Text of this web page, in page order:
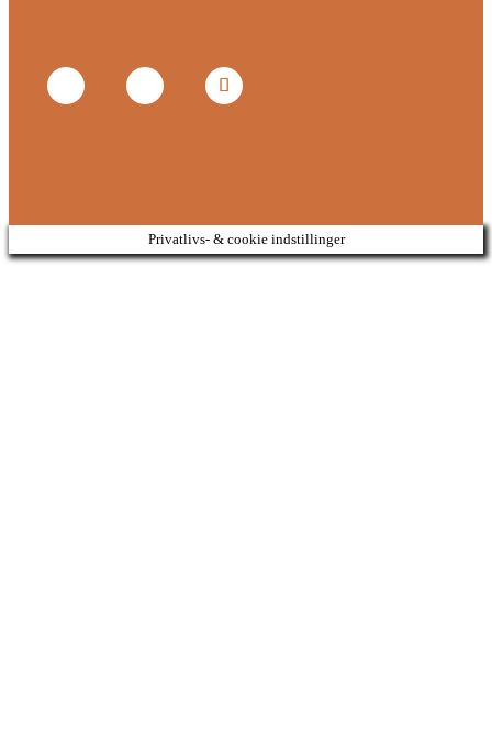
Privatlivs- & cookie indstillinger